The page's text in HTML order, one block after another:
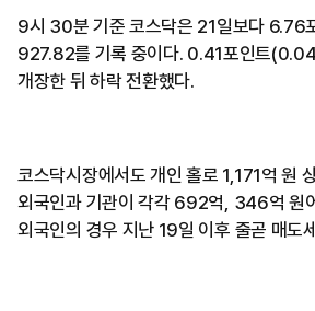
9시 30분 기준 코스닥은 21일보다
927.82를 기록 중이다. 0.41포인트
개장한 뒤 하락 전환했다.
코스닥시장에서도 개인 홀로 1,171억 원
외국인과 기관이 각각 692억, 346억 원
외국인의 경우 지난 19일 이후 줄곧 매도